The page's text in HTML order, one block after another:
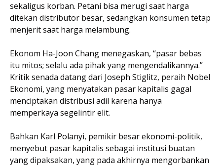
sekaligus korban. Petani bisa merugi saat harga
ditekan distributor besar, sedangkan konsumen tetap
menjerit saat harga melambung.
Ekonom Ha-Joon Chang menegaskan, “pasar bebas
itu mitos; selalu ada pihak yang mengendalikannya.”
Kritik senada datang dari Joseph Stiglitz, peraih Nobel
Ekonomi, yang menyatakan pasar kapitalis gagal
menciptakan distribusi adil karena hanya
memperkaya segelintir elit.
Bahkan Karl Polanyi, pemikir besar ekonomi-politik,
menyebut pasar kapitalis sebagai institusi buatan
yang dipaksakan, yang pada akhirnya mengorbankan